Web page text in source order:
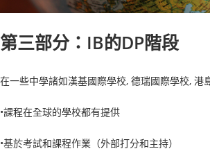
第三部分：IB的DP階段
在一些中學諸如漢基國際學校, 德瑞國際學校, 港
•課程在全球的學校都有提供
•基於考試和課程作業（外部打分和主持）